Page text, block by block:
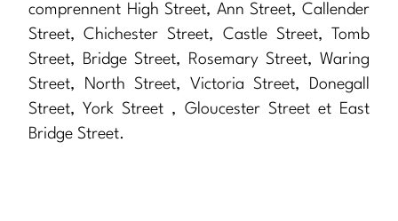
comprennent High Street, Ann Street, Callender
Street, Chichester Street, Castle Street, Tomb
Street, Bridge Street, Rosemary Street, Waring
Street, North Street, Victoria Street, Donegall
Street, York Street , Gloucester Street et East
Bridge Street.